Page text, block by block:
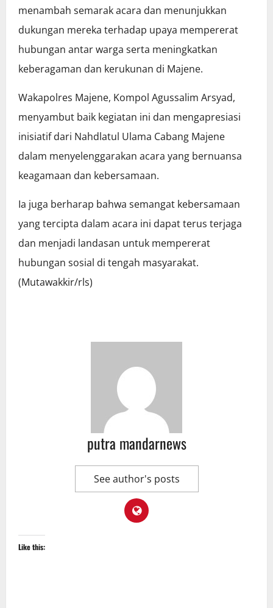
menambah semarak acara dan menunjukkan
dukungan mereka terhadap upaya mempererat
hubungan antar warga serta meningkatkan
keberagaman dan kerukunan di Majene.
Wakapolres Majene, Kompol Agussalim Arsyad,
menyambut baik kegiatan ini dan mengapresiasi
inisiatif dari Nahdlatul Ulama Cabang Majene
dalam menyelenggarakan acara yang bernuansa
keagamaan dan kebersamaan.
Ia juga berharap bahwa semangat kebersamaan
yang tercipta dalam acara ini dapat terus terjaga
dan menjadi landasan untuk mempererat
hubungan sosial di tengah masyarakat.
(Mutawakkir/rls)
putra mandarnews
See author's posts
Like this: